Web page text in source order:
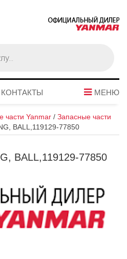
КОНТАКТЫ МЕНЮ
части Yanmar / Запасные части
BALL,119129-77850
BALL,119129-77850